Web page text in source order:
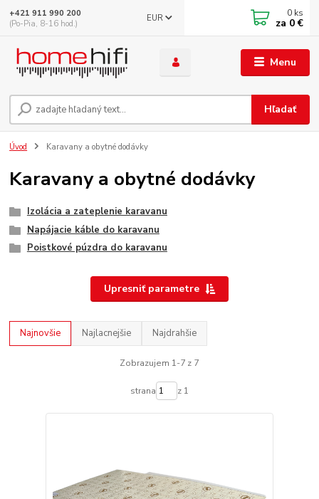
Menu
EUR
Hľadať
+421 911 990 200
(Po-Pia, 8-16 hod.)
0 ks
za 0 €
Úvod Karavany a obytné dodávky
Karavany a obytné dodávky
Izolácia a zateplenie karavanu
Napájacie káble do karavanu
Poistkové púzdra do karavanu
Upresniť parametre
Najnovšie Najlacnejšie Najdrahšie
Zobrazujem 1-7 z 7
strana z 1